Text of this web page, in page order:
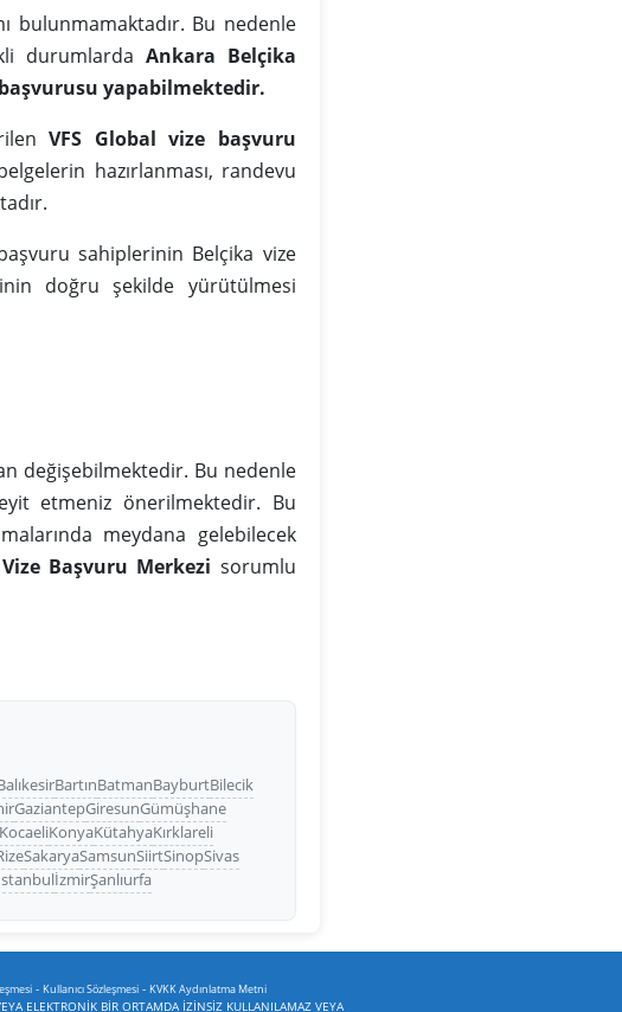
bulunmamaktadır. Bu nedenle
durumlarda Ankara Belçika
yapabilmektedir.
VFS Global vize başvuru
hazırlanması, randevu
sahiplerinin Belçika vize
doğru şekilde yürütülmesi
değişebilmektedir. Bu nedenle
etmeniz önerilmektedir. Bu
meydana gelebilecek
Başvuru Merkezi sorumlu
BartınBatmanBayburtBilecik
GaziantepGiresunGümüşhane
KocaeliKonyaKütahyaKırklareli
SakaryaSamsunSiirtSinopSivas
İzmirŞanlıurfa
- Kullanıcı Sözleşmesi - KVKK Aydınlatma Metni
ELEKTRONİK BİR ORTAMDA İZİNSİZ KULLANILAMAZ VEYA